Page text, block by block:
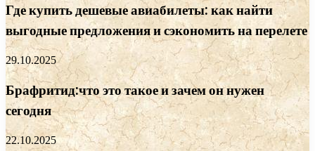
Где купить дешевые авиабилеты: как найти
выгодные предложения и сэкономить на перелете
29.10.2025
Брафритид:что это такое и зачем он нужен
сегодня
22.10.2025